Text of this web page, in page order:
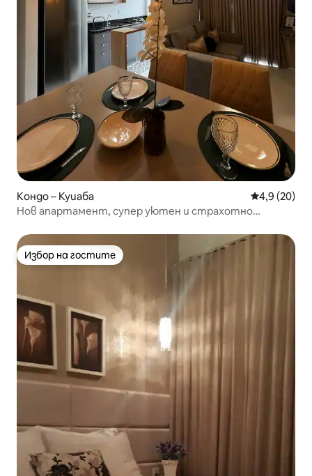
Кондо – Куиаба Средна
4,9 (20)
Нов апартамент, супер уютен и страхотно
Избор на гостите
Избор на гостите